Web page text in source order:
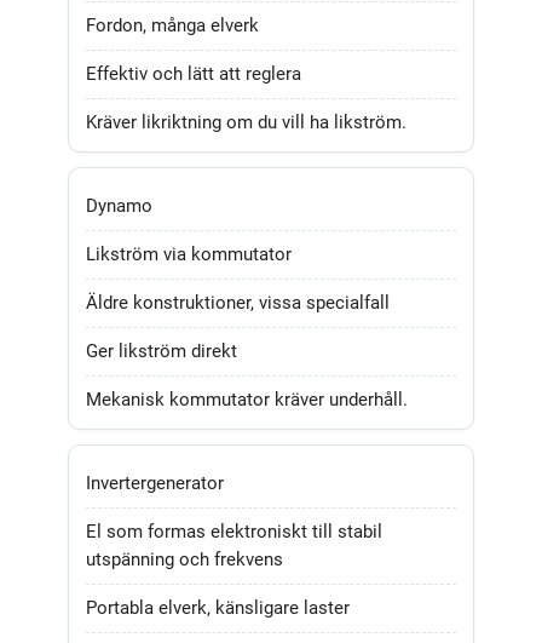
Fordon, många elverk
Effektiv och lätt att reglera
Kräver likriktning om du vill ha likström.
Dynamo
Likström via kommutator
Äldre konstruktioner, vissa specialfall
Ger likström direkt
Mekanisk kommutator kräver underhåll.
Invertergenerator
El som formas elektroniskt till stabil
utspänning och frekvens
Portabla elverk, känsligare laster